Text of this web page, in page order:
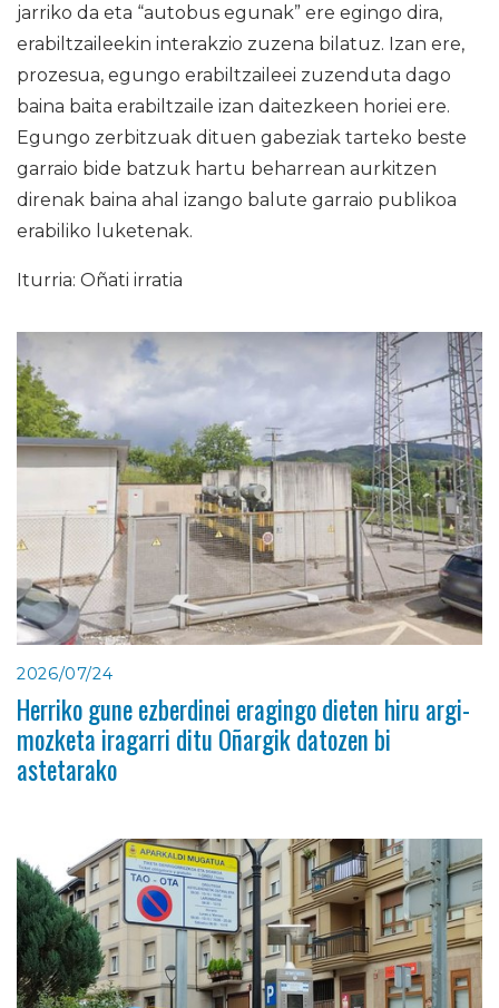
jarriko da eta “autobus egunak” ere egingo dira,
erabiltzaileekin interakzio zuzena bilatuz. Izan ere,
prozesua, egungo erabiltzaileei zuzenduta dago
baina baita erabiltzaile izan daitezkeen horiei ere.
Egungo zerbitzuak dituen gabeziak tarteko beste
garraio bide batzuk hartu beharrean aurkitzen
direnak baina ahal izango balute garraio publikoa
erabiliko luketenak.
Iturria: Oñati irratia
2026/07/24
Herriko gune ezberdinei eragingo dieten hiru argi-
mozketa iragarri ditu Oñargik datozen bi
astetarako